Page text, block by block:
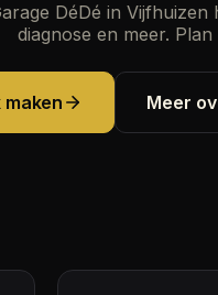
DéDé in
diagnose en meer.
Meer